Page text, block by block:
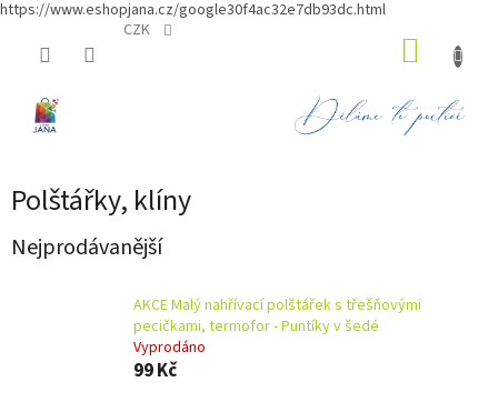
https://www.eshopjana.cz/google30f4ac32e7db93dc.html
CZK
Polštářky, klíny
Nejprodávanější
AKCE Malý nahřívací polštářek s třešňovými
pecičkami, termofor - Puntíky v šedé
Vyprodáno
99 Kč